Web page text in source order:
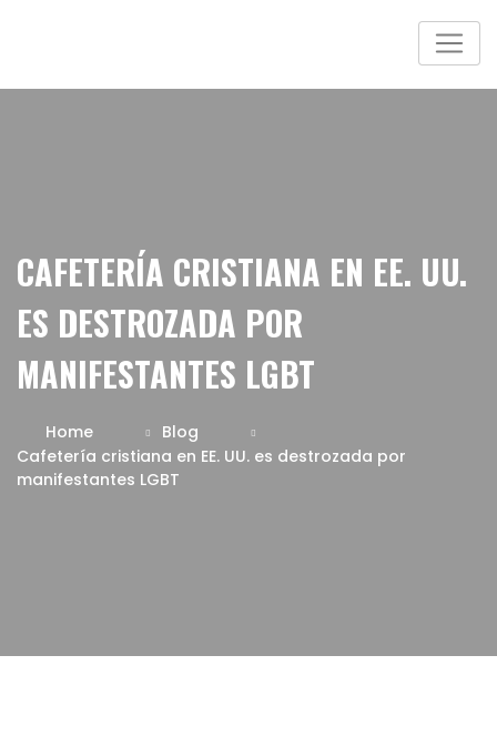
CAFETERÍA CRISTIANA EN EE. UU.
ES DESTROZADA POR
MANIFESTANTES LGBT
Home
Blog
Cafetería cristiana en EE. UU. es destrozada por
manifestantes LGBT